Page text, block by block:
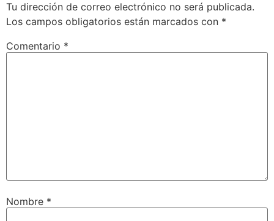
Tu dirección de correo electrónico no será publicada.
Los campos obligatorios están marcados con *
Comentario *
Nombre *